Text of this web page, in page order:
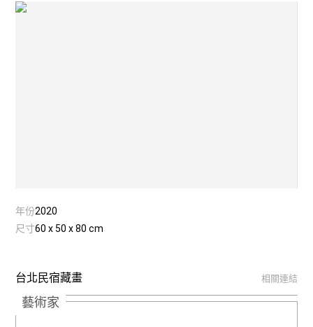
年份2020
尺寸60 x 50 x 80 cm
台北民宿藏畫 相關連結
藝術家